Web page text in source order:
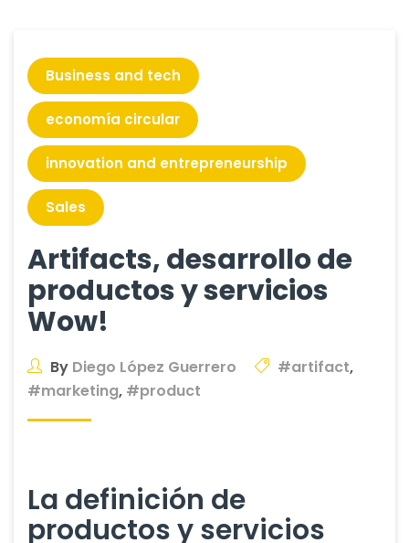
Business and tech
economía circular
innovation and entrepreneurship
Sales
Artifacts, desarrollo de
productos y servicios
Wow!
By Diego López Guerrero #artifact,
#marketing, #product
La definición de
productos y servicios